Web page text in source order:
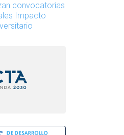
convocatorias
Impacto